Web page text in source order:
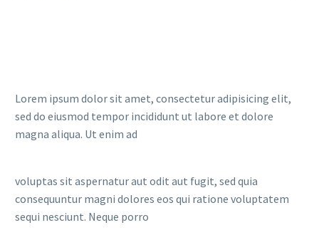
Lorem ipsum dolor sit amet, consectetur adipisicing elit,
sed do eiusmod tempor incididunt ut labore et dolore
magna aliqua. Ut enim ad
voluptas sit aspernatur aut odit aut fugit, sed quia
consequuntur magni dolores eos qui ratione voluptatem
sequi nesciunt. Neque porro